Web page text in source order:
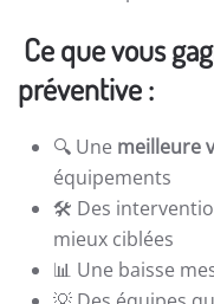
Ce que vous
préventive :
🔍 Une meilleure
équipements
🛠️ Des
mieux ciblées
📊 Une baisse